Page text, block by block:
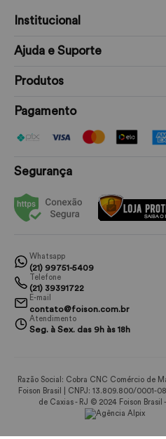
Whatsapp
(21) 99751-5409
Telefone
(21) 39391722
E-mail
contato@foison.com.br
Atendimento
Seg. à Sex. das 9h às 18h
Institucional
Ajuda e Suporte
Produtos
Pagamento
Segurança
Razão Social: Cobra CNC Comércio de
Foison Brasil | CNPJ: 13.809.800/0001-
de Caxias - RJ © 2024 Foison Brasil